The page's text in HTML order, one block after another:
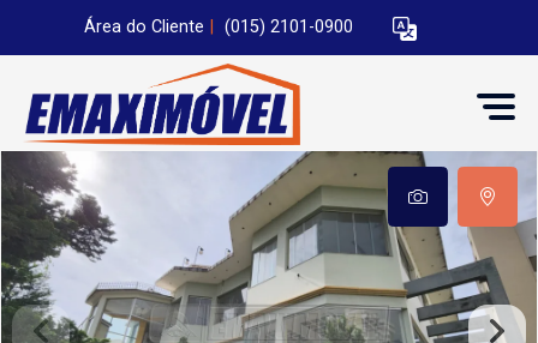
Área do Cliente (015) 2101-0900